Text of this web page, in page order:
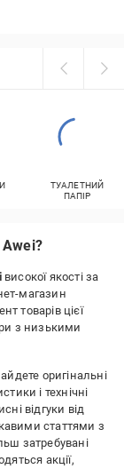
ТУАЛЕТНИЙ
ПАПІР
Awei?
високої якості за
магазин
товарів цієї
з низькими
оригінальні
і технічні
відгуки від
статтями з
затребувані
акції,